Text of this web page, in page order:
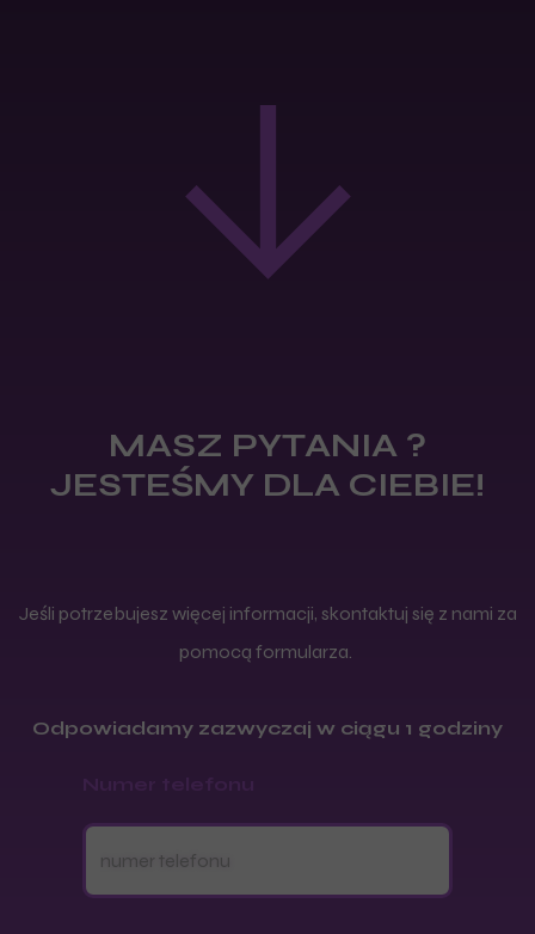
MASZ PYTANIA ?
JESTEŚMY DLA CIEBIE!
Jeśli potrzebujesz więcej informacji, skontaktuj się z nami za
pomocą formularza.
Odpowiadamy zazwyczaj w ciągu 1 godziny